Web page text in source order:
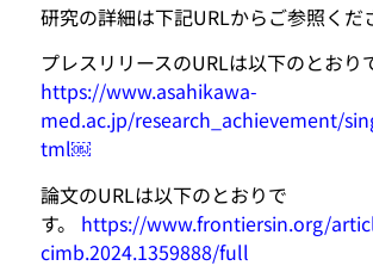
研究の詳細は下記URLからご参照くだ
プレスリリースのURLは以下のとおり
https://www.asahikawa-
med.ac.jp/research_achievement/
tml￼
論文のURLは以下のとおりで
す。 https://www.frontiersin.org/
cimb.2024.1359888/full